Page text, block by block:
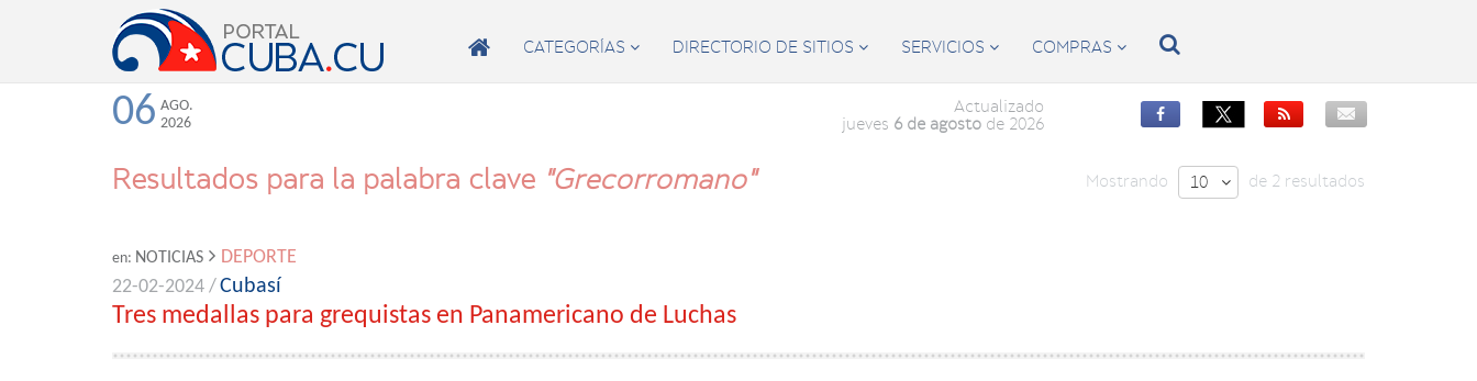
 CATEGORÍAS  DIRECTORIO DE SITIOS  SERVICIOS  COMPRAS  
06 AGO.
2026
Actualizado
jueves 6 de agostode 2026


Resultados para la palabra clave "Grecorromano" Mostrando 10  de 2 resultados
en: NOTICIAS
DEPORTE
22-02-2024 /Cubasí
Tres medallas para grequistas en Panamericano de Luchas